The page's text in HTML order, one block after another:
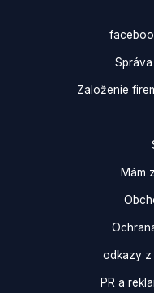
Založenie
Mám
odkazy z
PR a